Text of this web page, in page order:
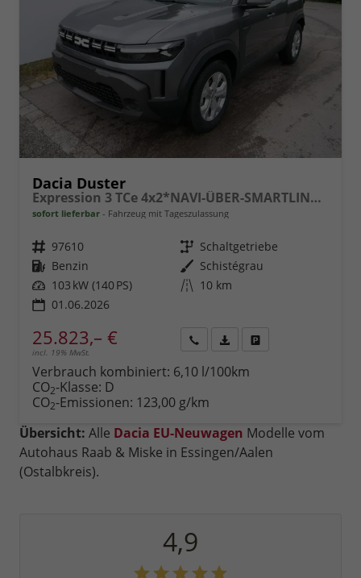
Dacia Duster
Expression 3 TCe 4x2*NAVI-ÜBER-SMARTLINK*AHK*PDC-KAMERA*LED*SHZ*17-ZOLL
sofort lieferbar Fahrzeug mit Tageszulassung
Fahrzeugnr. 97610 Getriebe Schaltgetriebe
Kraftstoff Benzin Außenfarbe Schistégrau
Leistung 103 kW (140 PS) Kilometerstand 10 km
01.06.2026
25.823,– €
incl. 19% MwSt.
anfordern
Datei,
Verbrauch kombiniert: 6,10 l/100km
CO2-Klasse: D
CO2-Emissionen: 123,00 g/km
Übersicht: Alle Dacia EU-Neuwagen Modelle vom
Autohaus Raab & Miske in Essingen/Aalen
(Ostalbkreis).
4,9